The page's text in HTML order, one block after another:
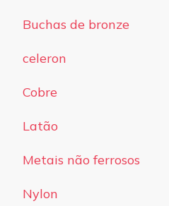
Buchas de bronze
celeron
Cobre
Latão
Metais não ferrosos
Nylon